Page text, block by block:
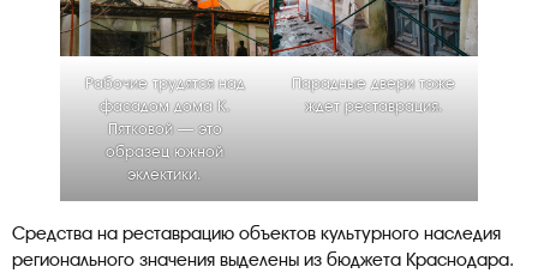
Рабочие трудятся над
фасадом дома К.
Пятковой — это
образец южной
эклектики.
Парадные двери тоже
ждет реставрация.
Средства на реставрацию объектов культурного наследия
регионального значения выделены из бюджета Краснодара.